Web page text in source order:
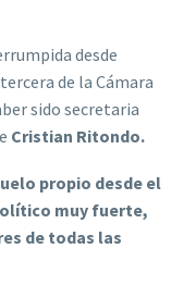
desde
de la Cámara
sido secretaria
Cristian Ritondo.
propio desde el
muy fuerte,
de todas las